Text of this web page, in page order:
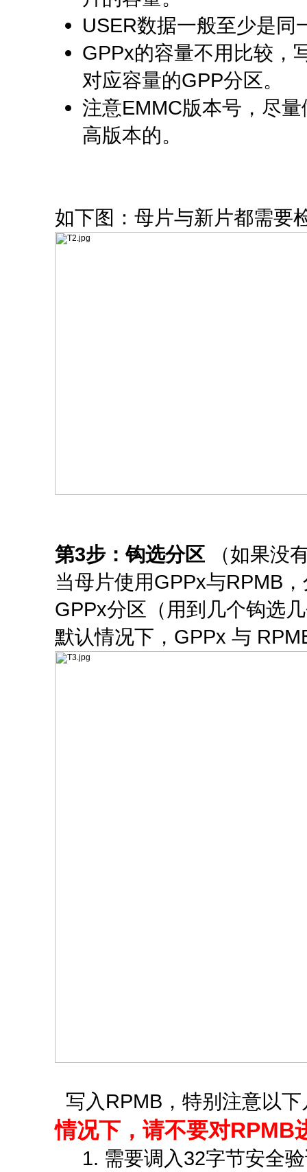
USER数据一般至少是同
GPPx的容量不用比较，
对应容量的GPP分区。
注意EMMC版本号，尽
高版本的。
如下图：母片与新片都需要
第3步：钩选分区 （如果没
当母片使用GPPx与RPMB
GPPx分区（用到几个钩选
默认情况下，GPPx 与
写入RPMB，特别注意以
情况下，请不要对RPMB
1. 需要调入32字节安全验